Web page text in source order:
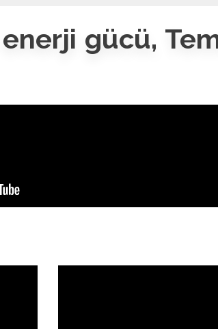
gücü,